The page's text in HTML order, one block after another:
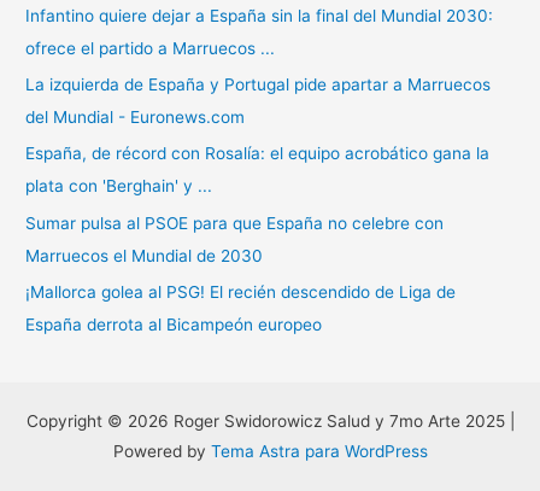
Infantino quiere dejar a España sin la final del Mundial 2030:
ofrece el partido a Marruecos ...
La izquierda de España y Portugal pide apartar a Marruecos
del Mundial - Euronews.com
España, de récord con Rosalía: el equipo acrobático gana la
plata con 'Berghain' y ...
Sumar pulsa al PSOE para que España no celebre con
Marruecos el Mundial de 2030
¡Mallorca golea al PSG! El recién descendido de Liga de
España derrota al Bicampeón europeo
Copyright © 2026 Roger Swidorowicz Salud y 7mo Arte 2025 |
Powered by Tema Astra para WordPress